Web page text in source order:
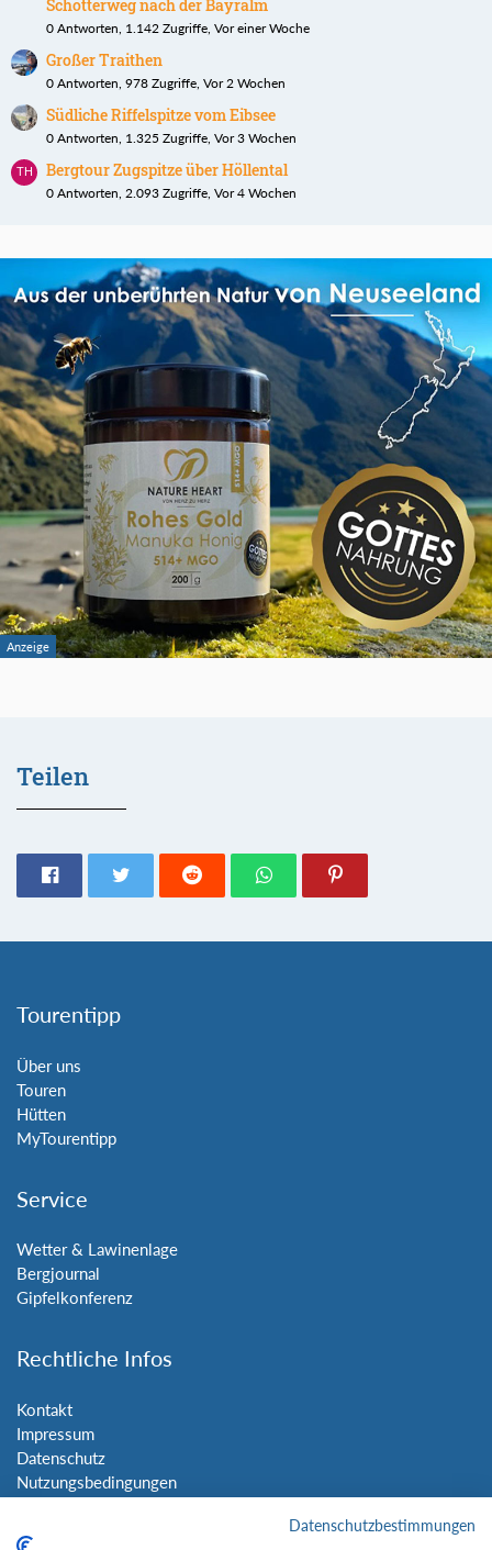
Schotterweg nach der Bayralm
0 Antworten, 1.142 Zugriffe, Vor einer Woche
Großer Traithen
0 Antworten, 978 Zugriffe, Vor 2 Wochen
Südliche Riffelspitze vom Eibsee
0 Antworten, 1.325 Zugriffe, Vor 3 Wochen
Bergtour Zugspitze über Höllental
0 Antworten, 2.093 Zugriffe, Vor 4 Wochen
Teilen
Tourentipp
Über uns
Touren
Hütten
MyTourentipp
Service
Wetter & Lawinenlage
Bergjournal
Gipfelkonferenz
Rechtliche Infos
Kontakt
Impressum
Datenschutz
Nutzungsbedingungen
Datenschutzbestimmungen